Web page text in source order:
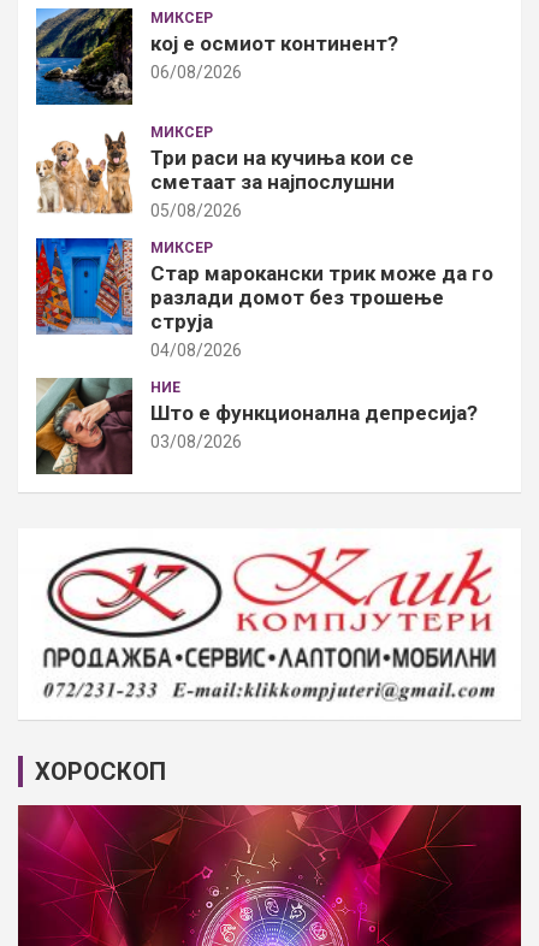
МИКСЕР
кој е осмиот континент?
06/08/2026
МИКСЕР
Три раси на кучиња кои се
сметаат за најпослушни
05/08/2026
МИКСЕР
Стар марокански трик може да го
разлади домот без трошење
струја
04/08/2026
НИЕ
Што е функционална депресија?
03/08/2026
ХОРОСКОП